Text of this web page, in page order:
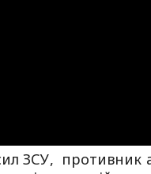
ЗСУ, противник